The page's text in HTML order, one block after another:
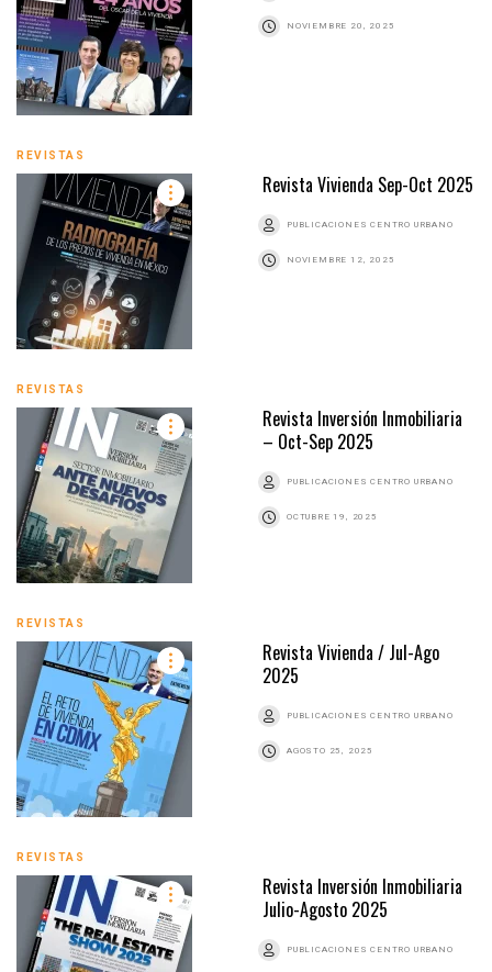
NOVIEMBRE 20, 2025
REVISTAS
Revista Vivienda Sep-Oct 2025
PUBLICACIONES CENTRO URBANO
NOVIEMBRE 12, 2025
REVISTAS
Revista Inversión Inmobiliaria
– Oct-Sep 2025
PUBLICACIONES CENTRO URBANO
OCTUBRE 19, 2025
REVISTAS
Revista Vivienda / Jul-Ago
2025
PUBLICACIONES CENTRO URBANO
AGOSTO 25, 2025
REVISTAS
Revista Inversión Inmobiliaria
Julio-Agosto 2025
PUBLICACIONES CENTRO URBANO